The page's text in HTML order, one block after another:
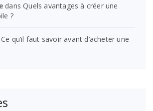
dansQuels avantages à créer une
?
Ce qu’il faut savoir avant d’acheter une